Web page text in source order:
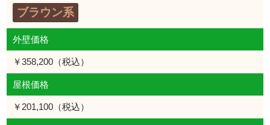
ブラウン系
外壁価格
￥358,200（税込）
屋根価格
￥201,100（税込）